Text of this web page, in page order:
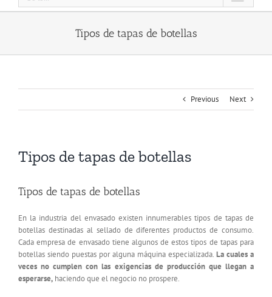
Tipos de tapas de botellas
Previous Next
Tipos de tapas de botellas
Tipos de tapas de botellas
En la industria del envasado existen innumerables tipos de tapas de
botellas destinadas al sellado de diferentes productos de consumo.
Cada empresa de envasado tiene algunos de estos tipos de tapas para
botellas siendo puestas por alguna máquina especializada. La cuales a
veces no cumplen con las exigencias de producción que llegan a
esperarse, haciendo que el negocio no prospere.